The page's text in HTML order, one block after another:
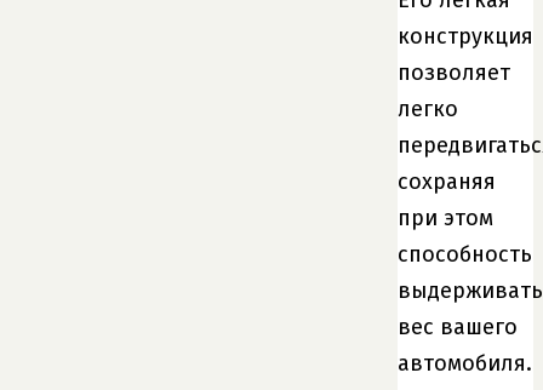
конструкция
позволяет
легко
сохраняя
при этом
способность
выдерживать
вес вашего
автомобиля.